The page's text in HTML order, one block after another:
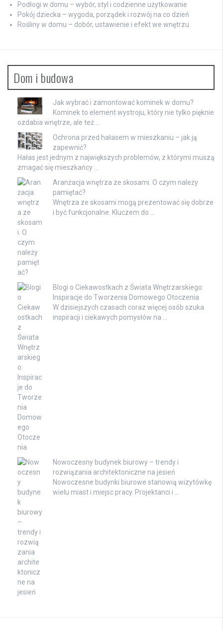
Podłogi w domu – wybór, styl i codzienne użytkowanie
Pokój dziecka – wygoda, porządek i rozwój na co dzień
Rośliny w domu – dobór, ustawienie i efekt we wnętrzu
Dom i budowa
Jak wybrać i zamontować kominek w domu?
Kominek to element wystroju, który nie tylko pięknie
ozdabia wnętrze, ale też …
Ochrona przed hałasem w mieszkaniu – jak ją
zapewnić?
Hałas jest jednym z największych problemów, z którymi muszą
zmagać się mieszkańcy …
Aranżacja wnętrza ze skosami. O czym należy
pamiętać?
Wnętrza ze skosami mogą prezentować się dobrze
i być funkcjonalne. Kluczem do …
Blogi o Ciekawostkach z Świata Wnętrzarskiego:
Inspiracje do Tworzenia Domowego Otoczenia
W dzisiejszych czasach coraz więcej osób szuka
inspiracji i ciekawych pomysłów na …
Nowoczesny budynek biurowy – trendy i
rozwiązania architektoniczne na jesień
Nowoczesne budynki biurowe stanowią wizytówkę
wielu miast i miejsc pracy. Projektanci i …